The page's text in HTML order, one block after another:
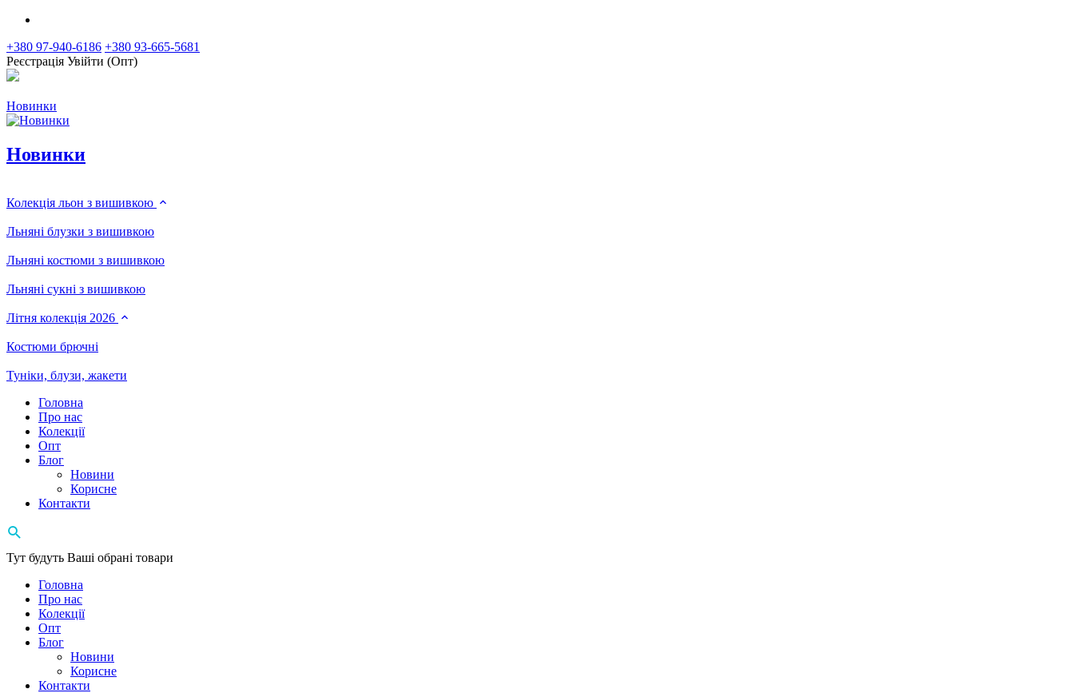
+380 97-940-6186 +380 93-665-5681
Реєстрація Увійти (Опт)
Новинки
Новинки
Колекція льон з вишивкою
Льняні блузки з вишивкою
Льняні костюми з вишивкою
Льняні сукні з вишивкою
Літня колекція 2026
Костюми брючні
Туніки, блузи, жакети
Головна
Про нас
Колекції
Опт
Блог
Новини
Корисне
Контакти
Тут будуть Ваші обрані товари
Головна
Про нас
Колекції
Опт
Блог
Новини
Корисне
Контакти